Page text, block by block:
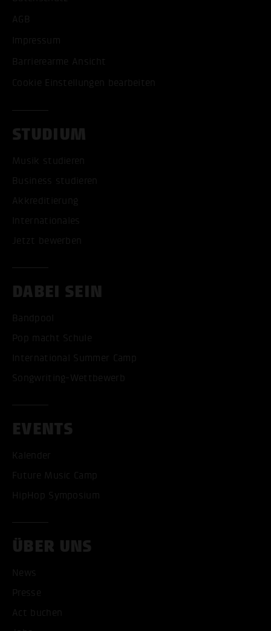
AGB
Impressum
Barrierearme Ansicht
Cookie Einstellungen bearbeiten
STUDIUM
Musik studieren
Business studieren
Akkreditierung
Internationales
Jetzt bewerben
DABEI SEIN
Bandpool
Pop macht Schule
International Summer Camp
Songwriting-Wettbewerb
EVENTS
Kalender
Future Music Camp
HipHop Symposium
ÜBER UNS
News
Presse
Act buchen